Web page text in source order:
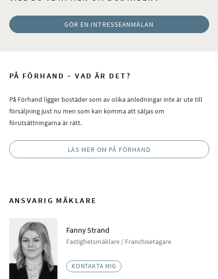
GÖR EN INTRESSEANMÄLAN
PÅ FÖRHAND – VAD ÄR DET?
På Förhand ligger bostäder som av olika anledningar inte är ute till
försäljning just nu men som kan komma att säljas om
förutsättningarna är rätt.
LÄS MER OM PÅ FÖRHAND
ANSVARIG MÄKLARE
Fanny Strand
Fastighetsmäklare / Franchisetagare
KONTAKTA MIG